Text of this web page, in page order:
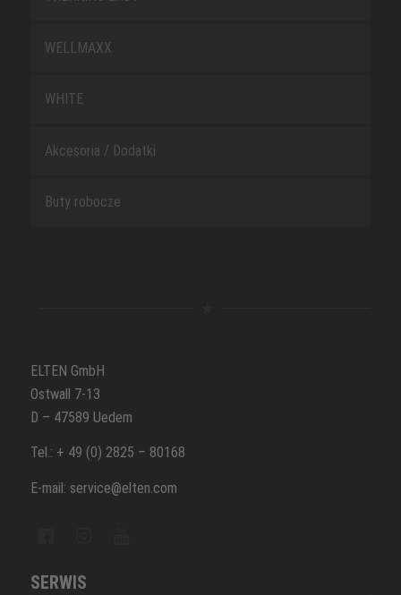
WELLMAXX
WHITE
Akcesoria / Dodatki
Buty robocze
ELTEN GmbH
Ostwall 7-13
D – 47589 Uedem
Tel.: + 49 (0) 2825 – 80168
E-mail: service@elten.com
SERWIS